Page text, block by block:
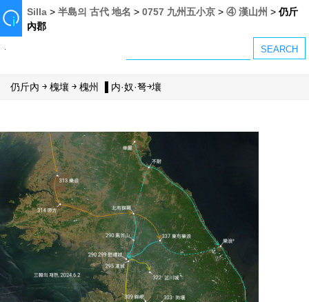
Silla >半島의 古代 地名 >0757 九州五小京 >④ 漢山州 >仍斤
內郡
仍斤內 ￫ 槐壤 ￫ 槐州 ▐ 内·奴·弩￫壤